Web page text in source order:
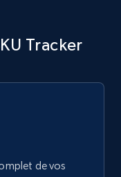
Tracker
de vos